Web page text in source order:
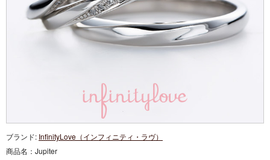
ブランド: InfinityLove（インフィニティ・ラヴ）
商品名： Jupiter